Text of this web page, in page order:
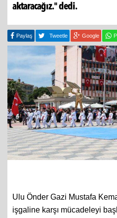
aktaracağız." dedi.
Paylaş Tweetle Google
Ulu Önder Gazi Mustafa
işgaline karşı mücadeleyi